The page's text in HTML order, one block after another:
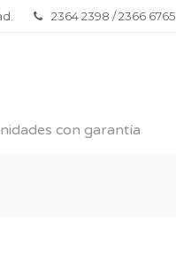
2364 2398 / 2366 6765
con garantía